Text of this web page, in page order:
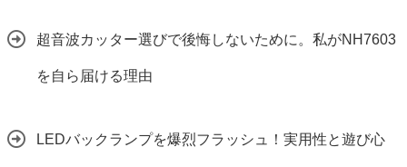
超音波カッター選びで後悔しないために。私がNH7603
を自ら届ける理由
LEDバックランプを爆烈フラッシュ！実用性と遊び心